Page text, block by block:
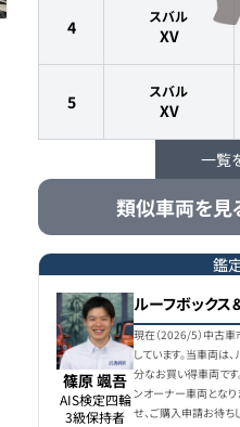
4
スバル
XV
5
スバル
XV
6 XV
一覧
類似車両を見
鑑
篠原 颯吾
AIS検定四輪
3級保持者
ルーフボック
現在（2026/5）中古
しています。当車両は
分なお買い得車両で
ンオーナー車両とな
せ、ご購入申請お待ち